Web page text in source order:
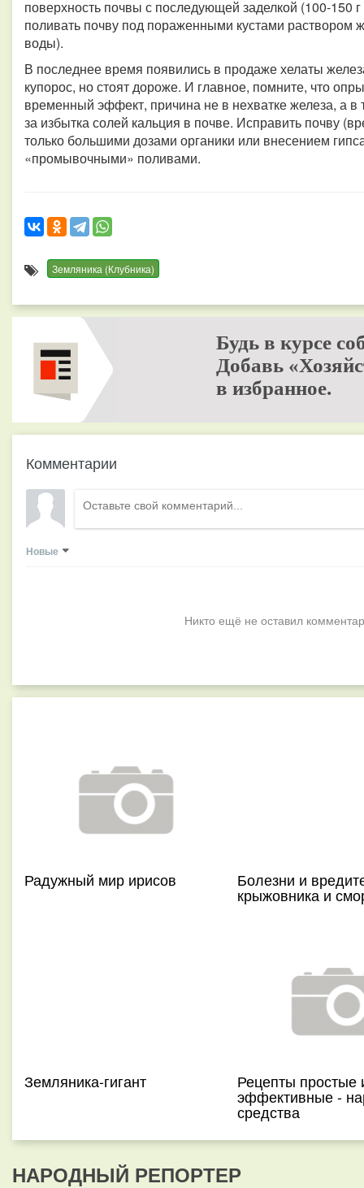
поверхность почвы с последующей заделкой (100-150
поливать почву под пораженными кустами раствором
воды).
В последнее время появились в продаже хелаты
купорос, но стоят дороже. И главное, помните, что
временный эффект, причина не в нехватке железа, а в
за избытка солей кальция в почве. Исправить почву
только большими дозами органики или внесением
«промывочными» поливами.
Земляника (Клубника)
Будь в курсе
Добавь
в избранное.
Комментарии
Новые
Никто ещё не оставил
Радужный мир ирисов Болезни и
крыжовника и
Земляника-гигант Рецепты простые
эффективные -
средства
НАРОДНЫЙ РЕПОРТЕР